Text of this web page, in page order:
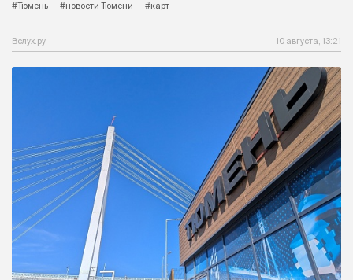
#Тюмень
#новости Тюмени #карт
Вслух.ру 10 августа, 13:21